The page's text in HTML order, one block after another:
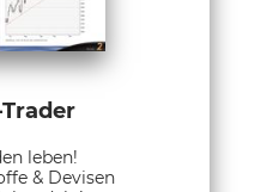
leben!
& Devisen